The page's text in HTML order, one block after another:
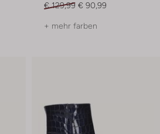
€ 129,99 € 90,99
+ mehr farben